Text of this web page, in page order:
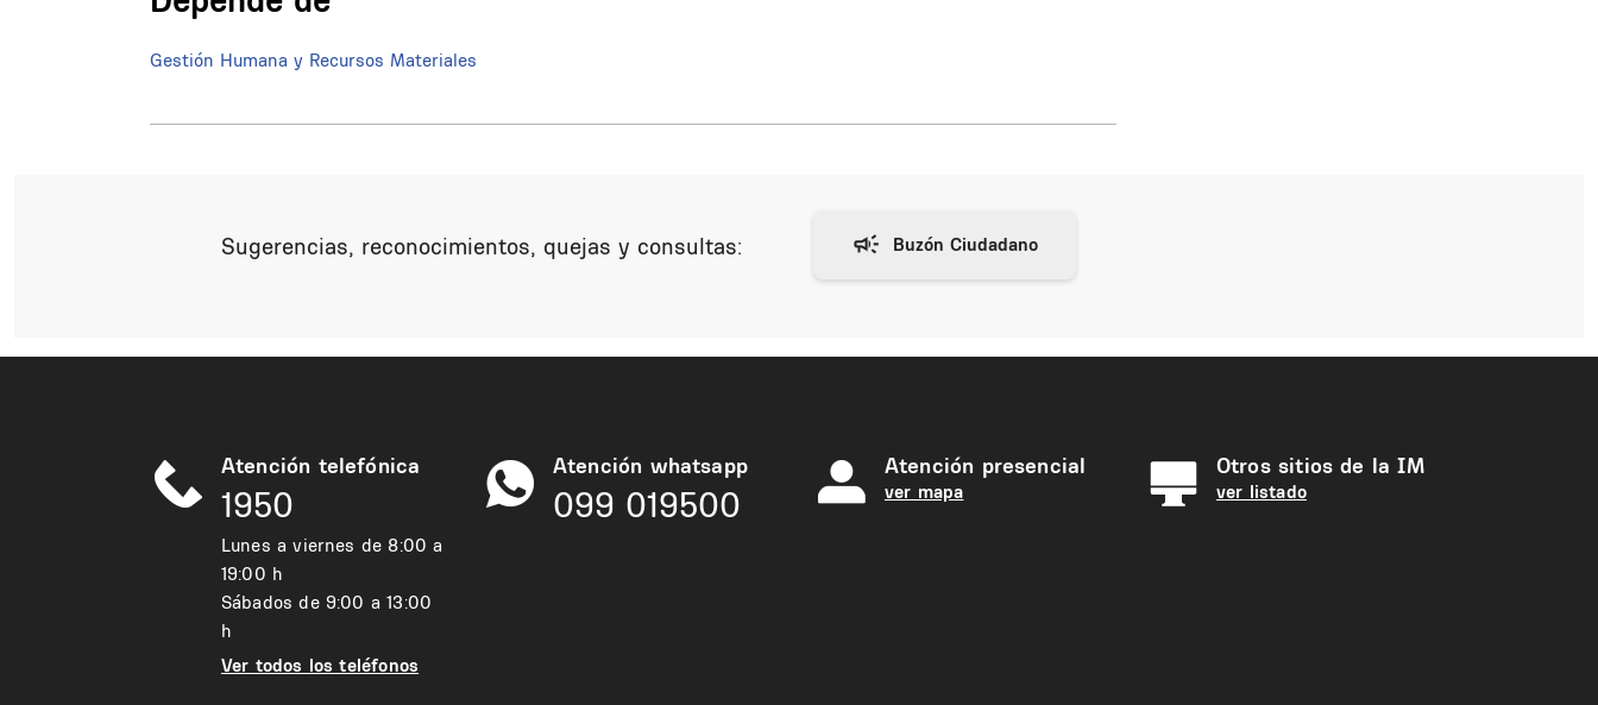
Gestión Humana y Recursos Materiales
Sugerencias, reconocimientos, quejas y consultas:
Atención telefónica
1950
Lunes a viernes de 8:00 a
19:00 h
Sábados de 9:00 a 13:00
h
Ver todos los teléfonos
Atención whatsapp
099 019500
Atención presencial
ver mapa
Otros sitios de la IM
ver listado